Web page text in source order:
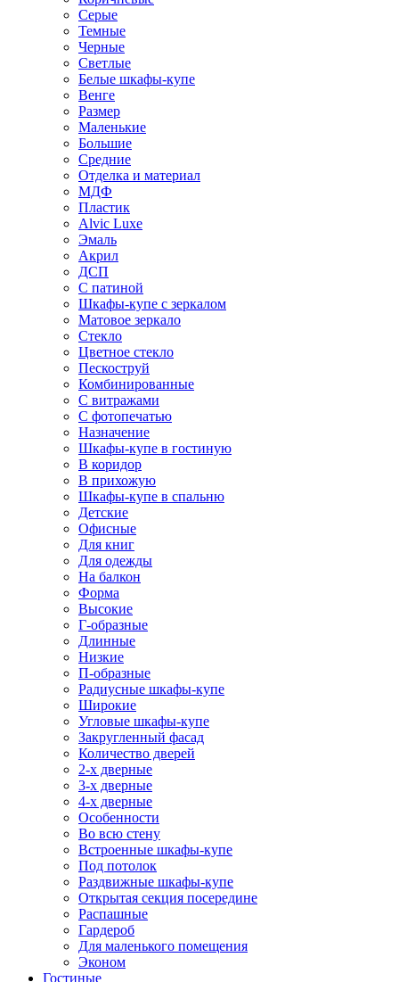
Серые
Темные
Черные
Светлые
Белые шкафы-купе
Венге
Размер
Маленькие
Большие
Средние
Отделка и материал
МДФ
Пластик
Alvic Luxe
Эмаль
Акрил
ДСП
С патиной
Шкафы-купе с зеркалом
Матовое зеркало
Стекло
Цветное стекло
Пескоструй
Комбинированные
С витражами
С фотопечатью
Назначение
Шкафы-купе в гостиную
В коридор
В прихожую
Шкафы-купе в спальню
Детские
Офисные
Для книг
Для одежды
На балкон
Форма
Высокие
Г-образные
Длинные
Низкие
П-образные
Радиусные шкафы-купе
Широкие
Угловые шкафы-купе
Закругленный фасад
Количество дверей
2-х дверные
3-х дверные
4-х дверные
Особенности
Во всю стену
Встроенные шкафы-купе
Под потолок
Раздвижные шкафы-купе
Открытая секция посередине
Распашные
Гардероб
Для маленького помещения
Эконом
Гостиные